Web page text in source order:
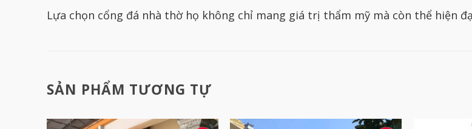
Lựa chọn cổng đá nhà thờ họ không chỉ mang giá trị thẩm mỹ mà còn thể hiện
SẢN PHẨM TƯƠNG TỰ